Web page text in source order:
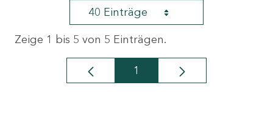
40 Einträge
Zeige 1 bis 5 von 5 Einträgen.
Seite
1